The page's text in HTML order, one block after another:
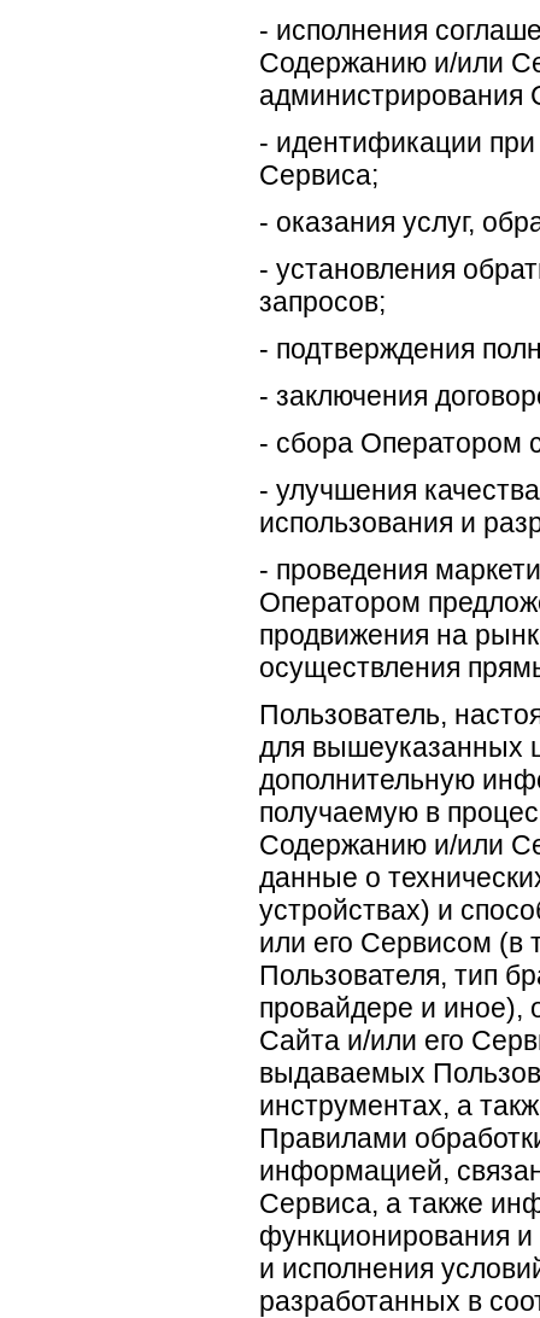
- исполнения
Содержанию и/или
администрирования
- идентификации
Сервиса;
- оказания услуг,
- установления
запросов;
- подтверждения
- заключения
- сбора Оператором
- улучшения
использования и
- проведения
Оператором
продвижения на
осуществления
Пользователь,
для вышеуказанных
дополнительную
получаемую в
Содержанию и/или
данные о
устройствах) и
или его Сервисом (в
Пользователя, тип
провайдере и иное),
Сайта и/или его
выдаваемых
инструментах, а
Правилами
информацией,
Сервиса, а также
функционирования и
и исполнения
разработанных в